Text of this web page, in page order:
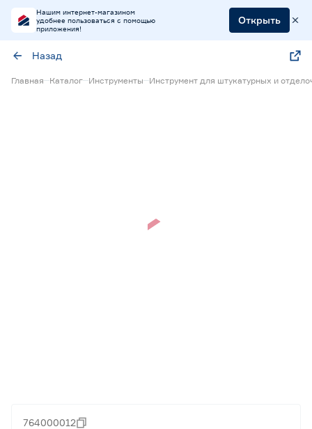
Нашим интернет-магазином
удобнее пользоваться с помощью
приложения!
Открыть
Назад
Главная Каталог Инструменты Инструмент для штукатурных и
764000012